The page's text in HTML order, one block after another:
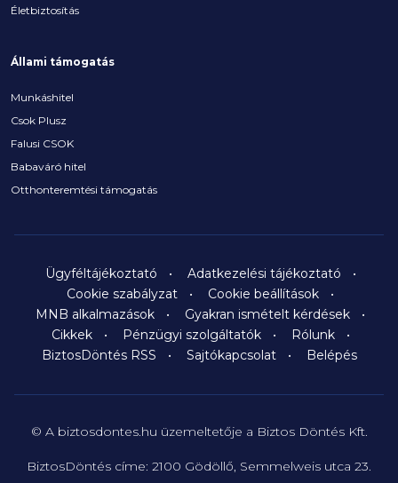
Életbiztosítás
Állami támogatás
Munkáshitel
Csok Plusz
Falusi CSOK
Babaváró hitel
Otthonteremtési támogatás
Ügyféltájékoztató
Adatkezelési tájékoztató
Cookie szabályzat
Cookie beállítások
MNB alkalmazások
Gyakran ismételt kérdések
Cikkek
Pénzügyi szolgáltatók
Rólunk
BiztosDöntés RSS
Sajtókapcsolat Belépés
© A biztosdontes.hu üzemeltetője a Biztos Döntés Kft.
BiztosDöntés címe: 2100 Gödöllő, Semmelweis utca 23.